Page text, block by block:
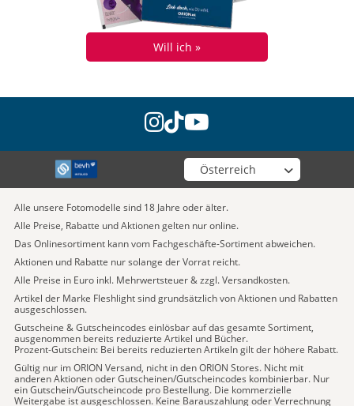
Will ich »
instagram
tiktok
youtube
Wähle deinen Shop
Alle unsere Fotomodelle sind 18 Jahre oder älter.
Alle Preise, Rabatte und Aktionen gelten nur online.
Das Onlinesortiment kann vom Fachgeschäfte-Sortiment abweichen.
Aktionen und Rabatte nur solange der Vorrat reicht.
Alle Preise in Euro inkl. Mehrwertsteuer & zzgl. Versandkosten.
Artikel der Marke Fleshlight sind grundsätzlich von Aktionen und Rabatten
ausgeschlossen.
Gutscheine & Gutscheincodes einlösbar auf das gesamte Sortiment,
ausgenommen bereits reduzierte Artikel und Bücher.
Prozent-Gutschein: Bei bereits reduzierten Artikeln gilt der höhere Rabatt.
Gültig nur im ORION Versand, nicht in den ORION Stores. Nicht mit
anderen Aktionen oder Gutscheinen/Gutscheincodes kombinierbar. Nur
ein Gutschein/Gutscheincode pro Bestellung. Die kommerzielle
Weitergabe ist ausgeschlossen. Keine Barauszahlung oder Verrechnung